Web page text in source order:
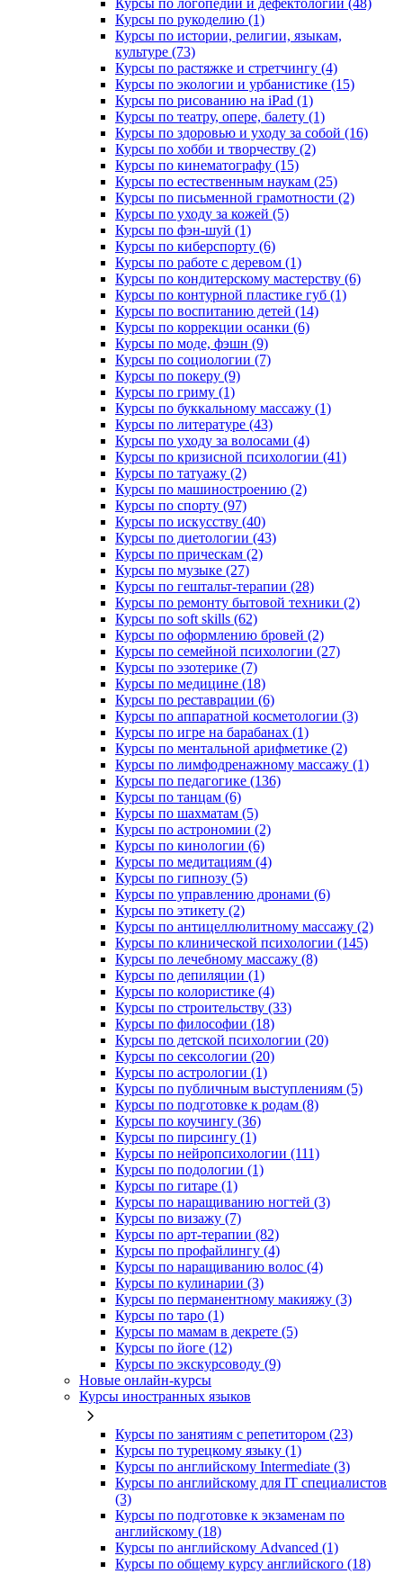
Курсы по логопедии и дефектологии (48)
Курсы по рукоделию (1)
Курсы по истории, религии, языкам,
культуре (73)
Курсы по растяжке и стретчингу (4)
Курсы по экологии и урбанистике (15)
Курсы по рисованию на iPad (1)
Курсы по театру, опере, балету (1)
Курсы по здоровью и уходу за собой (16)
Курсы по хобби и творчеству (2)
Курсы по кинематографу (15)
Курсы по естественным наукам (25)
Курсы по письменной грамотности (2)
Курсы по уходу за кожей (5)
Курсы по фэн-шуй (1)
Курсы по киберспорту (6)
Курсы по работе с деревом (1)
Курсы по кондитерскому мастерству (6)
Курсы по контурной пластике губ (1)
Курсы по воспитанию детей (14)
Курсы по коррекции осанки (6)
Курсы по моде, фэшн (9)
Курсы по социологии (7)
Курсы по покеру (9)
Курсы по гриму (1)
Курсы по буккальному массажу (1)
Курсы по литературе (43)
Курсы по уходу за волосами (4)
Курсы по кризисной психологии (41)
Курсы по татуажу (2)
Курсы по машиностроению (2)
Курсы по спорту (97)
Курсы по искусству (40)
Курсы по диетологии (43)
Курсы по прическам (2)
Курсы по музыке (27)
Курсы по гештальт-терапии (28)
Курсы по ремонту бытовой техники (2)
Курсы по soft skills (62)
Курсы по оформлению бровей (2)
Курсы по семейной психологии (27)
Курсы по эзотерике (7)
Курсы по медицине (18)
Курсы по реставрации (6)
Курсы по аппаратной косметологии (3)
Курсы по игре на барабанах (1)
Курсы по ментальной арифметике (2)
Курсы по лимфодренажному массажу (1)
Курсы по педагогике (136)
Курсы по танцам (6)
Курсы по шахматам (5)
Курсы по астрономии (2)
Курсы по кинологии (6)
Курсы по медитациям (4)
Курсы по гипнозу (5)
Курсы по управлению дронами (6)
Курсы по этикету (2)
Курсы по антицеллюлитному массажу (2)
Курсы по клинической психологии (145)
Курсы по лечебному массажу (8)
Курсы по депиляции (1)
Курсы по колористике (4)
Курсы по строительству (33)
Курсы по философии (18)
Курсы по детской психологии (20)
Курсы по сексологии (20)
Курсы по астрологии (1)
Курсы по публичным выступлениям (5)
Курсы по подготовке к родам (8)
Курсы по коучингу (36)
Курсы по пирсингу (1)
Курсы по нейропсихологии (111)
Курсы по подологии (1)
Курсы по гитаре (1)
Курсы по наращиванию ногтей (3)
Курсы по визажу (7)
Курсы по арт-терапии (82)
Курсы по профайлингу (4)
Курсы по наращиванию волос (4)
Курсы по кулинарии (3)
Курсы по перманентному макияжу (3)
Курсы по таро (1)
Курсы по мамам в декрете (5)
Курсы по йоге (12)
Курсы по экскурсоводу (9)
Новые онлайн‑курсы
Курсы иностранных языков
Курсы по занятиям с репетитором (23)
Курсы по турецкому языку (1)
Курсы по английскому Intermediate (3)
Курсы по английскому для IT специалистов
(3)
Курсы по подготовке к экзаменам по
английскому (18)
Курсы по английскому Advanced (1)
Курсы по общему курсу английского (18)